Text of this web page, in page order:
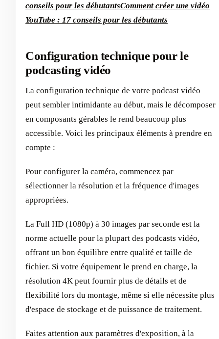
conseils pour les débutantsComment créer une vidéo
YouTube : 17 conseils pour les débutants
Configuration technique pour le
podcasting vidéo
La configuration technique de votre podcast vidéo
peut sembler intimidante au début, mais le décomposer
en composants gérables le rend beaucoup plus
accessible. Voici les principaux éléments à prendre en
compte :
Pour configurer la caméra, commencez par
sélectionner la résolution et la fréquence d'images
appropriées.
La Full HD (1080p) à 30 images par seconde est la
norme actuelle pour la plupart des podcasts vidéo,
offrant un bon équilibre entre qualité et taille de
fichier. Si votre équipement le prend en charge, la
résolution 4K peut fournir plus de détails et de
flexibilité lors du montage, même si elle nécessite plus
d'espace de stockage et de puissance de traitement.
Faites attention aux paramètres d'exposition, à la